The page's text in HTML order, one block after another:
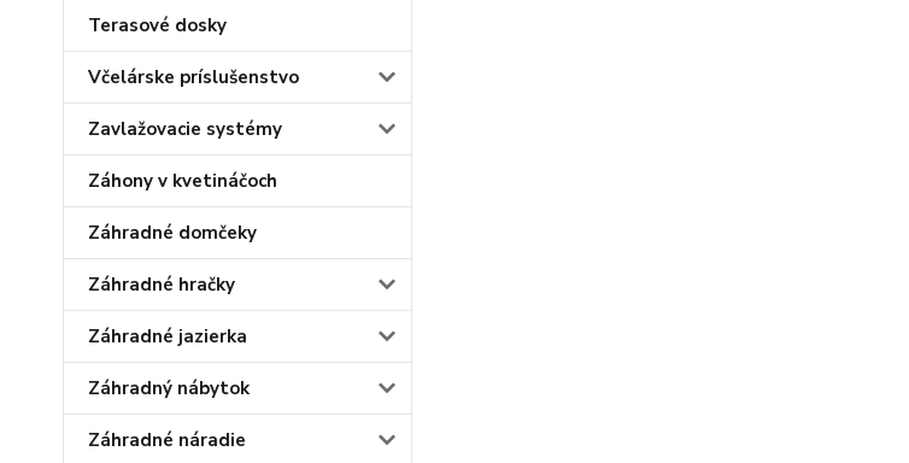
Terasové dosky
Včelárske príslušenstvo
Zavlažovacie systémy
Záhony v kvetináčoch
Záhradné domčeky
Záhradné hračky
Záhradné jazierka
Záhradný nábytok
Záhradné náradie